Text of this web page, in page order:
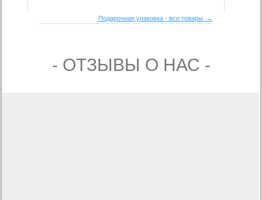
Подарочная упаковка - все товары →
- ОТЗЫВЫ О НАС -